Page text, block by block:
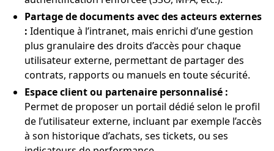
Partage de documents avec des acteurs externes
: Identique à l’intranet, mais enrichi d’une gestion
plus granulaire des droits d’accès pour chaque
utilisateur externe, permettant de partager des
contrats, rapports ou manuels en toute sécurité.
Espace client ou partenaire personnalisé :
Permet de proposer un portail dédié selon le profil
de l’utilisateur externe, incluant par exemple l’accès
à son historique d’achats, ses tickets, ou ses